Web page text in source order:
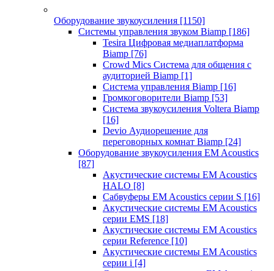
Оборудование звукоусиления [1150]
Системы управления звуком Biamp [186]
Tesira Цифровая медиаплатформа
Biamp [76]
Crowd Mics Система для общения с
аудиторией Biamp [1]
Система управления Biamp [16]
Громкоговорители Biamp [53]
Система звукоусиления Voltera Biamp
[16]
Devio Аудиорешение для
переговорных комнат Biamp [24]
Оборудование звукоусиления EM Acoustics
[87]
Акустические системы EM Acoustics
HALO [8]
Сабвуферы EM Acoustics серии S [16]
Акустические системы EM Acoustics
серии EMS [18]
Акустические системы EM Acoustics
серии Reference [10]
Акустические системы EM Acoustics
серии i [4]